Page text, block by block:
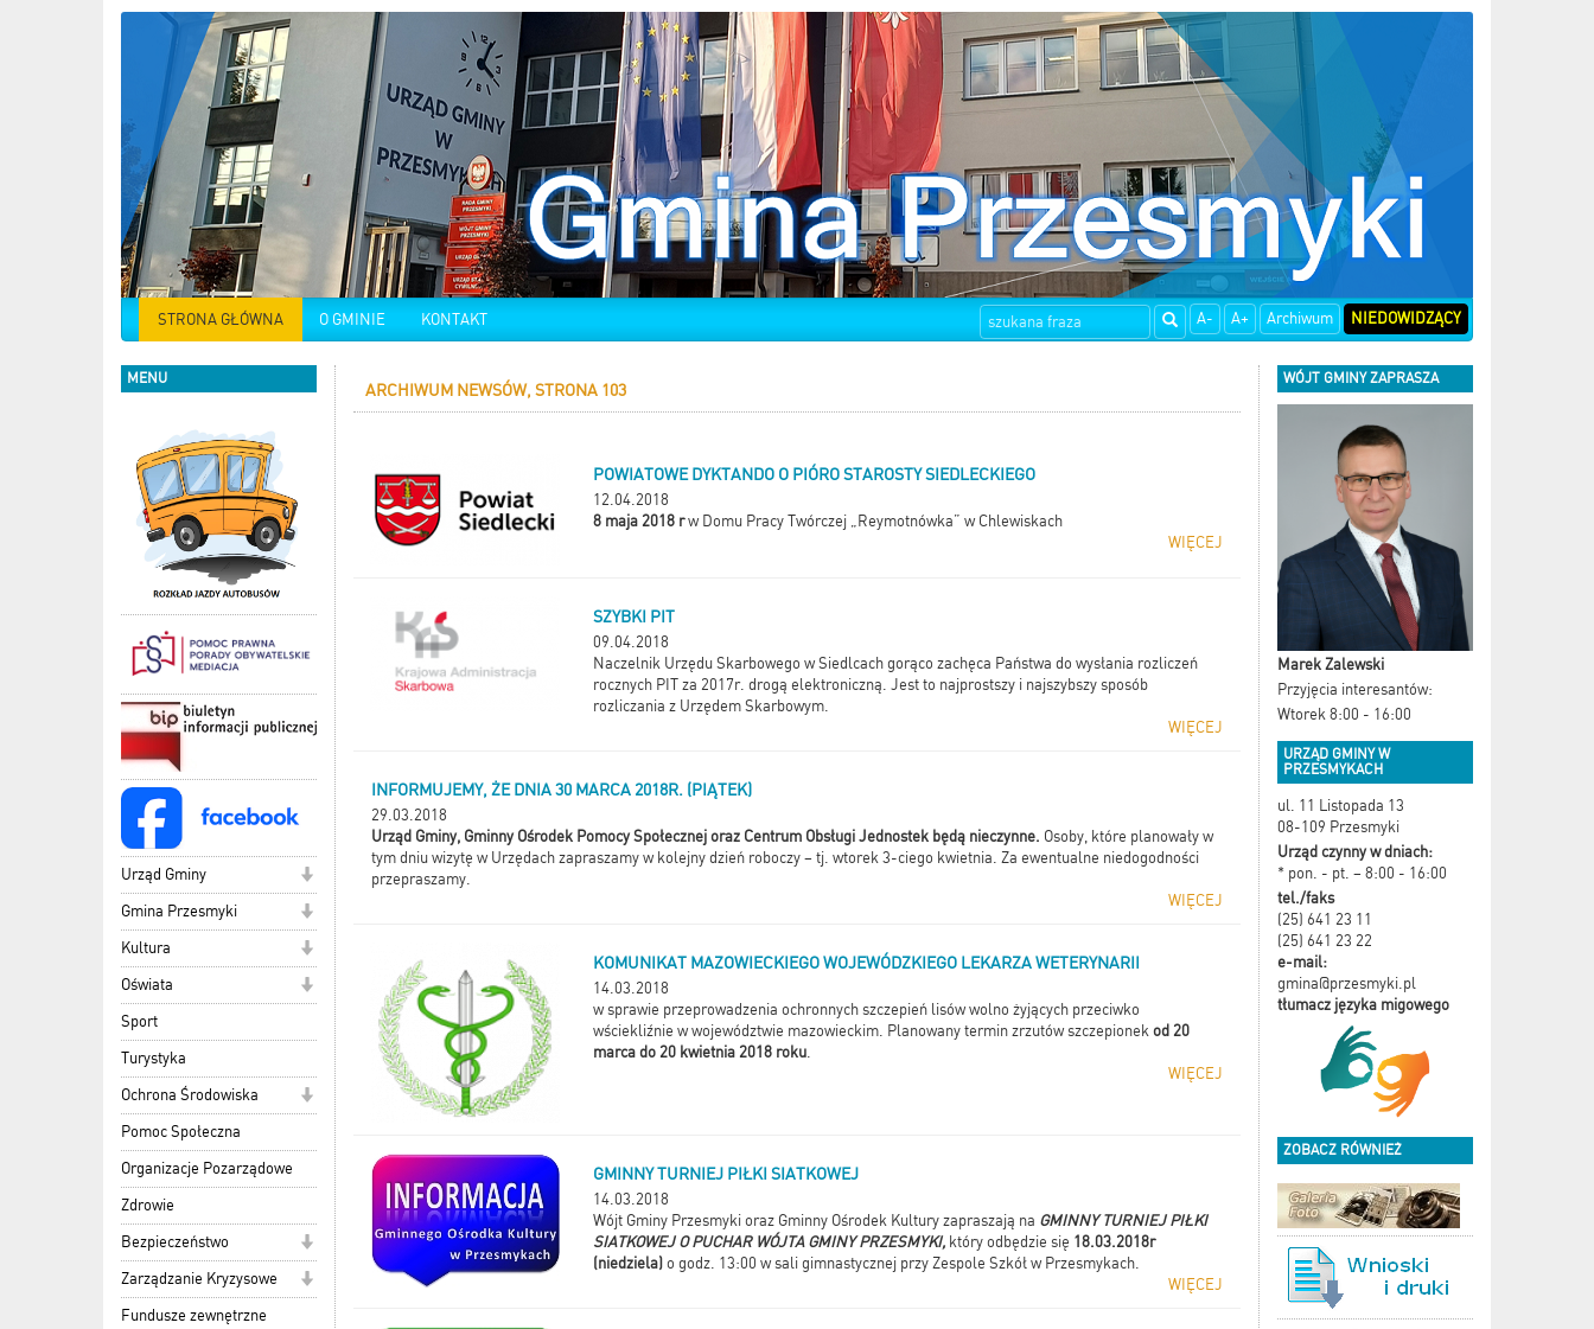
STRONA GŁÓWNA O GMINIE KONTAKT A- A+ Archiwum NIEDOWIDZĄCY
MENU
Urząd Gminy
Gmina Przesmyki
Kultura
Oświata
Sport
Turystyka
Ochrona Środowiska
Pomoc Społeczna
Organizacje Pozarządowe
Zdrowie
Bezpieczeństwo
Zarządzanie Kryzysowe
Fundusze zewnętrzne
ARCHIWUM NEWSÓW, STRONA 103
POWIATOWE DYKTANDO O PIÓRO STAROSTY SIEDLECKIEGO
12.04.2018
8 maja 2018 rw Domu Pracy Twórczej „Reymotnówka” w Chlewiskach
WIĘCEJ
SZYBKI PIT
09.04.2018
Naczelnik Urzędu Skarbowego w Siedlcach gorąco zachęca Państwa do wysłania rozliczeń
rocznych PIT za 2017r. drogą elektroniczną. Jest to najprostszy i najszybszy sposób
rozliczania z Urzędem Skarbowym.
WIĘCEJ
INFORMUJEMY, ŻE DNIA 30 MARCA 2018R. (PIĄTEK)
29.03.2018
Urząd Gminy, Gminny Ośrodek Pomocy Społecznej oraz Centrum Obsługi Jednostek będą nieczynne. Osoby, które planowały w
tym dniu wizytę w Urzędach zapraszamy w kolejny dzień roboczy – tj. wtorek 3-ciego kwietnia. Za ewentualne niedogodności
przepraszamy.
WIĘCEJ
KOMUNIKAT MAZOWIECKIEGO WOJEWÓDZKIEGO LEKARZA WETERYNARII
14.03.2018
w sprawie przeprowadzenia ochronnych szczepień lisów wolno żyjących przeciwko
wściekliźnie w województwie mazowieckim. Planowany termin zrzutów szczepionek od 20
marca do 20 kwietnia 2018 roku.
WIĘCEJ
GMINNY TURNIEJ PIŁKI SIATKOWEJ
14.03.2018
Wójt Gminy Przesmyki oraz Gminny Ośrodek Kultury zapraszają na GMINNY TURNIEJ PIŁKI
SIATKOWEJ O PUCHAR WÓJTA GMINY PRZESMYKI, który odbędzie się 18.03.2018r
(niedziela) o godz. 13:00 w sali gimnastycznej przy Zespole Szkół w Przesmykach.
WIĘCEJ
WÓJT GMINY ZAPRASZA
Marek Zalewski
Przyjęcia interesantów:
Wtorek 8:00 - 16:00
URZĄD GMINY W
PRZESMYKACH
ul. 11 Listopada 13
08-109 Przesmyki
Urząd czynny w dniach:
* pon. - pt. – 8:00 - 16:00
tel./faks
(25) 641 23 11
(25) 641 23 22
e-mail:
gmina@przesmyki.pl
tłumacz języka migowego
ZOBACZ RÓWNIEŻ